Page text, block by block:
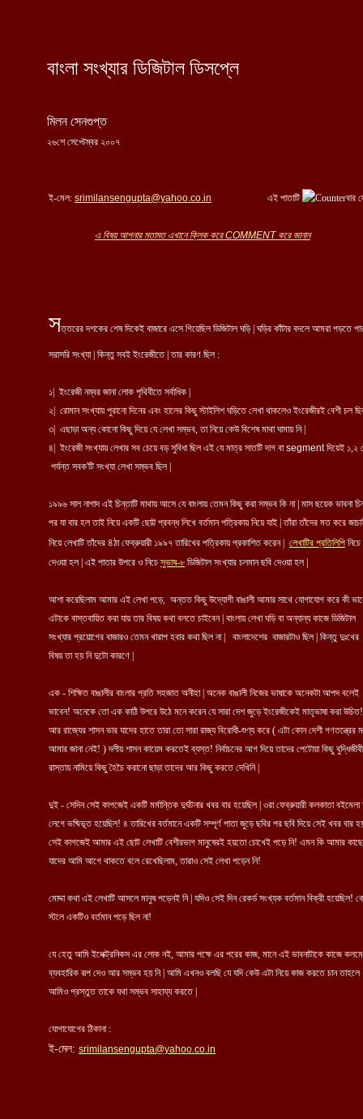
বাংলা সংখ্যার ডিজিটাল ডিসপ্লে
মিলন সেনগুপ্ত
২৬শে সেপ্টেম্বর ২০০৭
ই-মেল: srimilansengupta@yahoo.co.in এই পাতাটি বার
এ বিষয় আপনার মতামত এখানে ক্লিক করেCOMMENTকরে জানান
সত্তরের দশকের শেষ দিকেই বাজারে এসে গিয়েছিল ডিজিটাল ঘড়ি | ঘড়ির কাঁটার বদলে আমরা পড়তে
সরাসরি সংখ্যা | কিন্তু সবই ইংরেজীতে | তার কারণ ছিল :
১| ইংরেজী নম্বর জানা লোক পৃথিবীতে সর্বাধিক |
২| রোমান সংখ্যায় পুরানো দিনের এবং হালের কিছু স্টাইলিশ ঘড়িতে লেখা থাকলেও ইংরেজীরই বেশী চল
৩| এছাড়া অন্য কোনো কিছু দিয়ে যে লেখা সম্ভব, তা নিয়ে কেউ বিশেষ মাথা ঘামায় নি |
৪| ইংরেজী সংখ্যায় লেখার সব চেয়ে বড় সুবিধা ছিল এই যে মাত্র সাতটি দাগ বাsegmentদিয়েই ১,২
পর্যন্ত সবক'টি সংখ্যা লেখা সম্ভব ছিল |
১৯৯৬ সাল নাগাদ এই চিন্তাটি মাথায় আসে যে বাংলায় তেমন কিছু করা সম্ভব কি না | মাস ছয়েক ভাবনা
পর যা বার হল তাই নিয়ে একটি ছোট্ট প্রবন্ধ লিখে বর্তমান পত্রিকায় নিয়ে যাই | তাঁরা তাঁদের মত করে
নিয়ে লেখাটি তাঁদের ৪ঠা ফেব্রুয়ারী ১৯৯৭ তারিখের পত্রিকায় প্রকাশিত করেন | লেখাটির প্রতিলিপি
দেওয়া হল | এই পাতার উপরে ও নিচে সুভাষ-৮ ডিজিটাল সংখ্যার চলমান ছবি দেওয়া হল |
আশা করেছিলাম আমার এই লেখা পড়ে, অন্তত কিছু উদ্যোগী বাঙালী আমার সাথে যোগাযোগ করে কী
এটাকে বাস্তবায়িত করা যায় তার বিষয় কথা বলতে চাইবেন | বাংলায় লেখা ঘড়ি বা অন্যান্য কাজে ডিজিটাল
সংখ্যার প্রয়োগের বাজারও তেমন খারাপ হবার কথা ছিল না | বাংলাদেশের বাজারটাও ছিল | কিন্তু দুঃখের
বিষয় তা হয় নি দুটো কারণে |
এক - শিক্ষিত বাঙালীর বাংলার প্রতি সহজাত অনীহা | অনেক বাঙালী নিজের ভাষাকে অনেকটা আপদ বলেই
ভাবেন! অনেকে তো এক কাঠি উপরে উঠে মনে করেন যে সারা দেশ জুড়ে ইংরেজীকেই মাতৃভাষা করা
আর রাজ্যের শাসন ভার যাদের হাতে তারা তো সারা রাজ্য বিরোধী-শুণ্য করে ( এটা কোন দেশী গণতন্ত্রের
আমার জানা নেই! ) দলীয় শাসন কায়েম করতেই ব্যস্ত! নির্বাচনের আগ দিয়ে তাদের পেটোয়া কিছু
রাস্তায় নামিয়ে কিছু হৈচৈ করানো ছাড়া তাদের আর কিছু করতে দেখিনি |
দুই - সেদিন সেই কাগজেই একটি মর্মান্তিক দুর্ঘটনার খবর বার হয়েছিল | ৩রা ফেব্রুয়ারী কলকাতা
লেগে ভষ্মিভূত হয়েছিল! ৪ তারিখের বর্তমানে একটি সম্পূর্ণ পাতা জুড়ে ছবির পর ছবি দিয়ে সেই খবর বার
সেই কাগজেই আমার এই ছোট লেখাটি বেশীরভাগ মানুষেরই হয়তো চোখেই পড়ে নি! এমন কি আমার
যাদের আমি আগে থাকতে বলে রেখেছিলাম, তারাও সেই লেখা পড়েন নি!
মোদ্দা কথা এই লেখাটি আসলে মানুষ পড়েনই নি | যদিও সেই দিন রেকর্ড সংখ্যক বর্তমান বিক্রী হয়েছিল!
স্টলে একটিও বর্তমান পড়ে ছিল না!
যে হেতু আমি ইলেক্ট্রনিকস এর লোক নই, আমার পক্ষে এর পরের কাজ, মানে এই ভাবনাটাকে কাজে কলমে
ব্যবহারিক রূপ দেও আর সম্ভব হয় নি | আমি এখনও বলছি যে যদি কেউ এটা নিয়ে কাজ করতে চান তাহলে
আমিও প্রস্তুত তাকে যথা সম্ভব সাহায্য করতে |
যোগাযোগের ঠিকানা :
ই-মেল: srimilansengupta@yahoo.co.in